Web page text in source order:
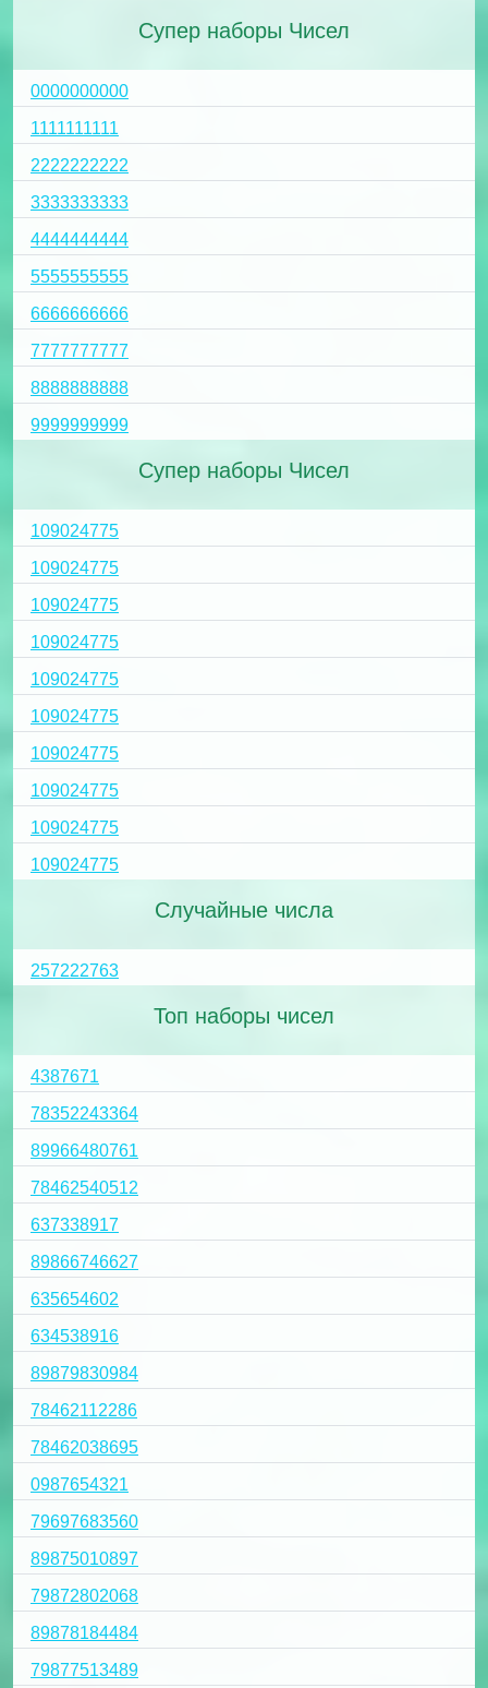
Супер наборы Чисел
0000000000
1111111111
2222222222
3333333333
4444444444
5555555555
6666666666
7777777777
8888888888
9999999999
Супер наборы Чисел
109024775
109024775
109024775
109024775
109024775
109024775
109024775
109024775
109024775
109024775
Случайные числа
257222763
Топ наборы чисел
4387671
78352243364
89966480761
78462540512
637338917
89866746627
635654602
634538916
89879830984
78462112286
78462038695
0987654321
79697683560
89875010897
79872802068
89878184484
79877513489